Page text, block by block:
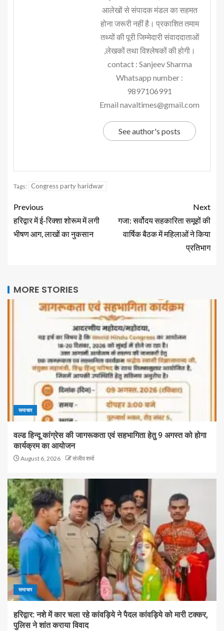
आलेखों से संपादक मंडल का सहमत
होना जरूरी नहीं है। प्रकाशित तमाम
तथ्यों की पूरी जिम्मेदारी संवाददाताओं
,लेखकों तथा विश्लेषकों की होगी।
contact : Sanjeev Sharma
Whatsapp number :
9897106991
Email navaltimes@gmail.com
See author's posts
Tags: Congress party haridwar
Previous
हरिद्वार में ई-रिक्शा शोरूम में लगी
भीषण आग, लाखों का नुकसान
Next
गजा: सर्वोदय सहकारिता समूहों की
वार्षिक बैठक में महिलाओं ने किया
प्रतिभाग
MORE STORIES
समाचार
वल्ड हिन्दू कांग्रेस की जागरूकता एवं सहभागिता हेतु 9 अगस्त को होगा
कार्यक्रम का आयोजन
August 6, 2026 संजीव शर्मा
समाचार
हरिद्वार: नशे में कार चला रहे कांवड़िये ने पैदल कांवड़िये को मारी टक्कर,
पुलिस ने शांत कराया विवाद